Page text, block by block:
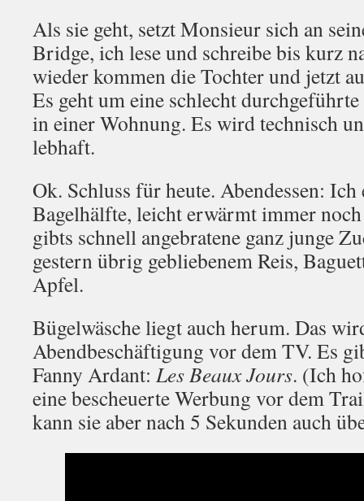
Als sie geht, setzt Monsieur sich an
Bridge, ich lese und schreibe bis kurz
wieder kommen die Tochter und jetzt
Es geht um eine schlecht
in einer Wohnung. Es wird technisch
lebhaft.
Ok. Schluss für heute. Abendessen: Ich
Bagelhälfte, leicht erwärmt immer
gibts schnell angebratene ganz junge
gestern übrig gebliebenem Reis,
Apfel.
Bügelwäsche liegt auch herum. Das
Abendbeschäftigung vor dem TV. Es
Fanny Ardant: Les Beaux Jours. (Ich
eine bescheuerte Werbung vor dem
kann sie aber nach 5 Sekunden auch